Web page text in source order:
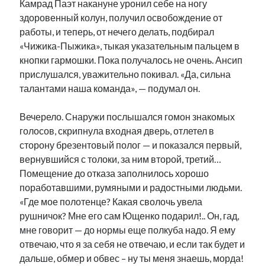
mstalnuhhin@gmail.com
Отзывы и предложения по блогу:
anton.stalnuhhin@gmail.com
Камрад Паэт накануне уронил себе на ногу
здоровенный колун, получил освобождение от
работы, и теперь, от нечего делать, подбирал
«Чижика-Пыжика», тыкая указательным пальцем в
кнопки гармошки. Пока получалось не очень. Ансип
прислушался, уважительно покивал. «Да, сильна
талантами наша команда», — подумал он.
Вечерело. Снаружи послышался гомон знакомых
голосов, скрипнула входная дверь, отлетел в
сторону брезентовый полог — и показался первый,
вернувшийся с толоки, за ним второй, третий…
Помещение до отказа заполнилось хорошо
поработавшими, румяными и радостными людьми.
«Где мое полотенце? Какая сволочь увела
рушничок? Мне его сам Ющенко подарил!.. Он, гад,
мне говорит — до нормы еще полкуба надо. Я ему
отвечаю, что я за себя не отвечаю, и если так будет и
дальше, обмер и обвес – ну ты меня знаешь, морда!